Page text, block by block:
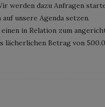
werden dazu Anfragen
unsere Agenda setzen.
in Relation zum
lächerlichen Betrag von